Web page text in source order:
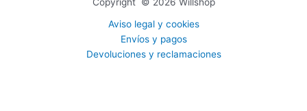
Aviso legal y cookies
Envíos y pagos
Devoluciones y reclamaciones